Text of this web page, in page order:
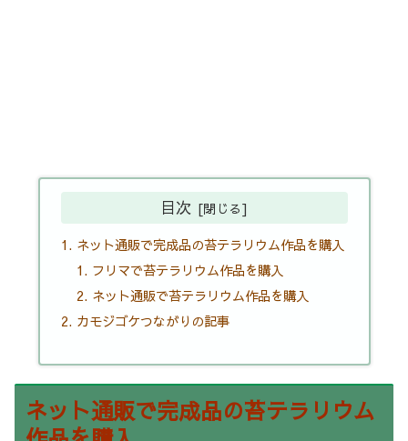
目次
ネット通販で完成品の苔テラリウム作品を購入
フリマで苔テラリウム作品を購入
ネット通販で苔テラリウム作品を購入
カモジゴケつながりの記事
ネット通販で完成品の苔テラリウム